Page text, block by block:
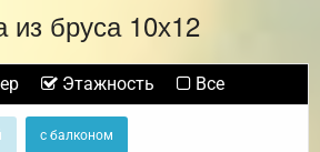
из бруса 10х12
Этажность Все
с балконом